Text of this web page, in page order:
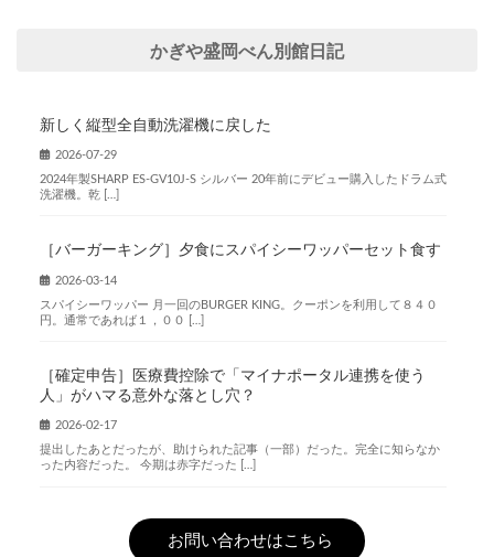
かぎや盛岡べん別館日記
新しく縦型全自動洗濯機に戻した
2026-07-29
2024年製SHARP ES-GV10J-S シルバー 20年前にデビュー購入したドラム式
洗濯機。乾 […]
［バーガーキング］夕食にスパイシーワッパーセット食す
2026-03-14
スパイシーワッパー 月一回のBURGER KING。クーポンを利用して８４０
円。通常であれば１，００ […]
［確定申告］医療費控除で「マイナポータル連携を使う
人」がハマる意外な落とし穴？
2026-02-17
提出したあとだったが、助けられた記事（一部）だった。完全に知らなか
った内容だった。 今期は赤字だった […]
お問い合わせはこちら